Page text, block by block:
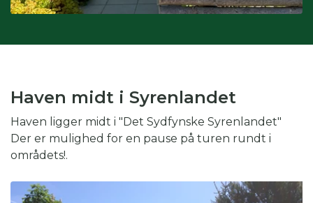
Haven midt i Syrenlandet
Haven ligger midt i "Det Sydfynske Syrenlandet"
Der er mulighed for en pause på turen rundt i
områdets!.